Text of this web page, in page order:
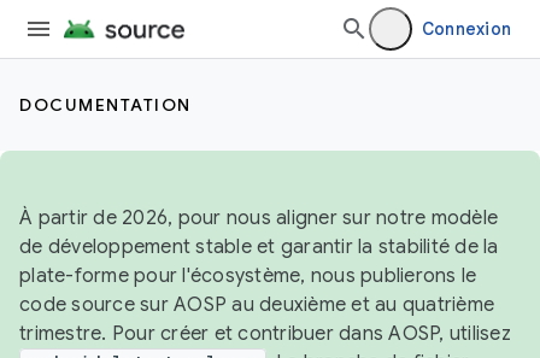
Connexion
DOCUMENTATION
À partir de 2026, pour nous aligner sur notre modèle
de développement stable et garantir la stabilité de la
plate-forme pour l'écosystème, nous publierons le
code source sur AOSP au deuxième et au quatrième
trimestre. Pour créer et contribuer dans AOSP, utilisez